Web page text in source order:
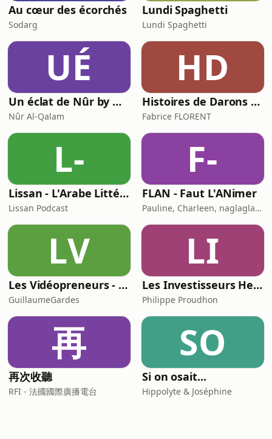
Au cœur des écorchés
Sodarg
Lundi Spaghetti
Lundi Spaghetti
UÉ
Un éclat de Nûr by Nûr Al-Qalam
Nûr Al-Qalam
HD
Histoires de Darons (des pères qui parlent de paternité)
Fabrice FLORENT
L-
Lissan - L'Arabe Littéraire au Quotidien
Lissan Podcast
F-
FLAN - Faut L'ANimer
Pauline, Charleen, naglaglasson, Élabète
LV
Les Vidéopreneurs - Le Podcast des vidéastes entrepreneurs.
GuillaumeGardes
LI
Les Investisseurs Heureux : le podcast sans langue de bois
Philippe Proudhon
再
再次收聽
RFI - 法國國際廣播電台
SO
Si on osait...
Hippolyte & Joséphine